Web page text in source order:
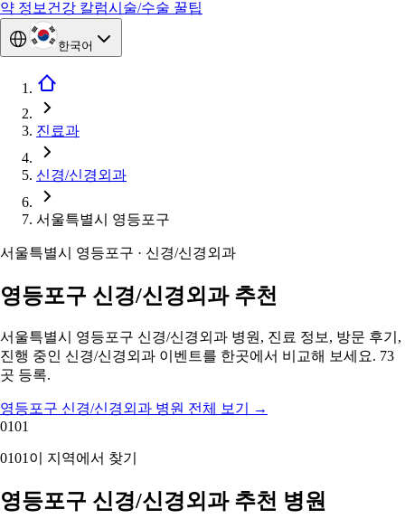
약 정보 건강 칼럼시술/수술 꿀팁
한국어
진료과
신경/신경외과
서울특별시 영등포구
서울특별시 영등포구 · 신경/신경외과
영등포구 신경/신경외과 추천
서울특별시 영등포구 신경/신경외과 병원, 진료 정보, 방문 후기,
진행 중인 신경/신경외과 이벤트를 한곳에서 비교해 보세요. 73
곳 등록.
영등포구 신경/신경외과 병원 전체 보기
→
0101
0101 이 지역에서 찾기
영등포구 신경/신경외과 추천 병원